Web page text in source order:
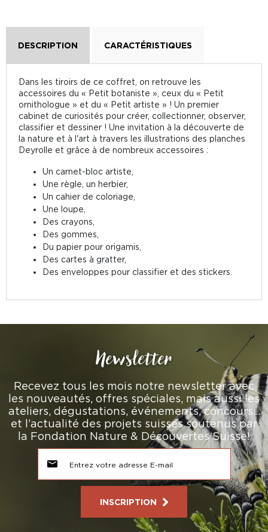
DESCRIPTION CARACTÉRISTIQUES
Dans les tiroirs de ce coffret, on retrouve les
accessoires du « Petit botaniste », ceux du « Petit
ornithologue » et du « Petit artiste » ! Un premier
cabinet de curiosités pour créer, collectionner, observer,
classifier et dessiner ! Une invitation à la découverte de
la nature et à l'art à travers les illustrations des planches
Deyrolle et grâce à de nombreux accessoires :
Un carnet-bloc artiste,
Une règle, un herbier,
Un cahier de coloriage,
Une loupe,
Des crayons,
Des gommes,
Du papier pour origamis,
Des cartes à gratter,
Des enveloppes pour classifier et des stickers.
Newsletter
Recevez tous les mois notre newsletter avec
les nouveautés, offres spéciales, mais aussi les
ateliers, dégustations, événements, concours…
et l’actualité des projets suisses soutenus par
la Fondation Nature & Découvertes Suisse!
INSCRIPTION